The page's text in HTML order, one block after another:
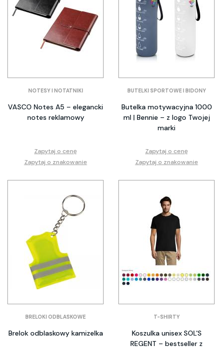
NOTESY I NOTATNIKI
VASCO Notes A5 – elegancki
notes reklamowy
Zapytaj o cenę
Zapytaj o znakowanie
BUTELKI SPORTOWE I BIDONY
Butelka motywacyjna 1000
ml | Bennie – z logo Twojej
marki
Zapytaj o cenę
Zapytaj o znakowanie
BRELOKI ODBLASKOWE
Brelok odblaskowy kamizelka
T-SHIRTY
Koszulka unisex SOL'S
REGENT – bestseller z